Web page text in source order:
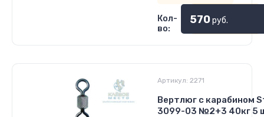
Кол-
во:
570руб.
Артикул: 2271
Вертлюг с карабином
3099-03 №2+3 40кг 5